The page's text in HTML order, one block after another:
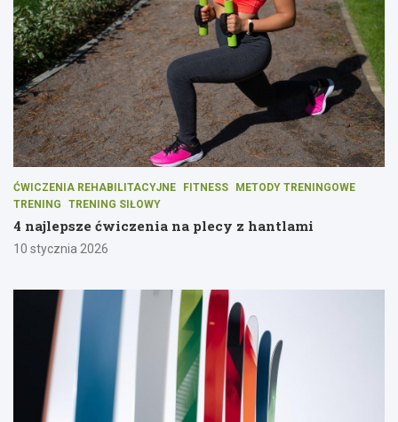
ĆWICZENIA REHABILITACYJNE FITNESS
METODY TRENINGOWE
TRENING
TRENING SIŁOWY
4 najlepsze ćwiczenia na plecy z hantlami
10 stycznia 2026